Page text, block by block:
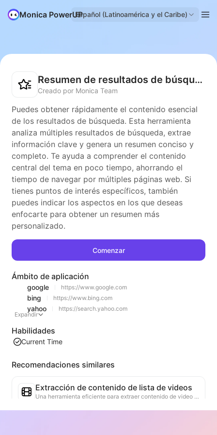
Monica PowerUPEspañol (Latinoamérica y el Caribe)
Resumen de resultados de búsqueda
Creado por Monica Team
Puedes obtener rápidamente el contenido esencial
de los resultados de búsqueda. Esta herramienta
analiza múltiples resultados de búsqueda, extrae
información clave y genera un resumen conciso y
completo. Te ayuda a comprender el contenido
central del tema en poco tiempo, ahorrando el
tiempo de navegar por múltiples páginas web. Si
tienes puntos de interés específicos, también
puedes indicar los aspectos en los que deseas
enfocarte para obtener un resumen más
personalizado.
Comenzar
Ámbito de aplicación
google https://www.google.com
bing https://www.bing.com
yahoo
https://search.yahoo.com
Expandir
Habilidades
Current Time
Recomendaciones similares
Extracción de contenido de lista de videos
Una herramienta eficiente para extraer contenido de video de páginas web, capaz de escanear rápidamente las páginas y organizar la información del video en una tabla estructurada en Markdown.